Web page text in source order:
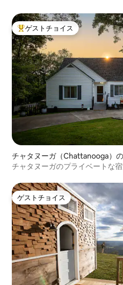
大好評のゲストチョイスです。
ゲストチョイス
チャタヌーガ（Chattanooga）
チャタヌーガのプライベートな
ゲストチョイス
ゲストチョイス